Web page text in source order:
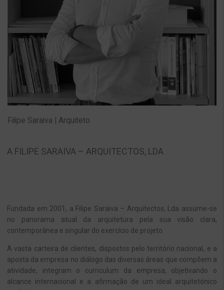
Filipe Saraiva | Arquiteto
A FILIPE SARAIVA – ARQUITECTOS, LDA
Fundada em 2001, a Filipe Saraiva – Arquitectos, Lda assume-se
no panorama atual da arquitetura pela sua visão clara,
contemporânea e singular do exercício de projeto.
A vasta carteira de clientes, dispostos pelo território nacional, e a
aposta da empresa no diálogo das diversas áreas que compõem a
atividade, integram o curriculum da empresa, objetivando o
alcance internacional e a afirmação de um ideal arquitetónico